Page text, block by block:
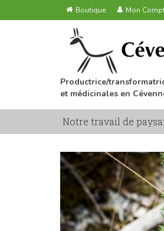
Boutique Mon
Productrice/
et médicinales en
Notre travail de